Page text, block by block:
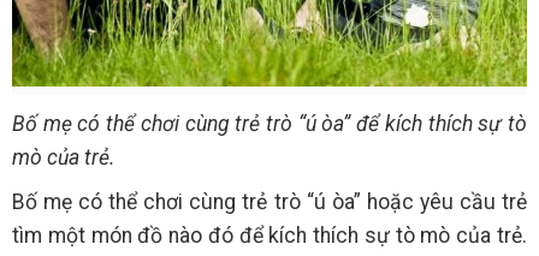
Bố mẹ có thể chơi cùng trẻ trò “ú òa” để kích thích sự tò
mò của trẻ.
Bố mẹ có thể chơi cùng trẻ trò “ú òa” hoặc yêu cầu trẻ
tìm một món đồ nào đó để kích thích sự tò mò của trẻ.